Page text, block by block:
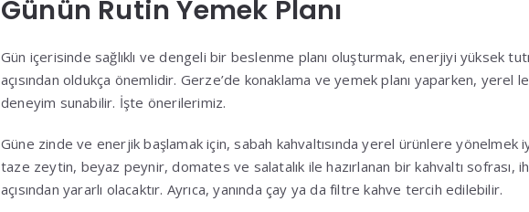
Günün Rutin Yemek Planı
Gün içerisinde sağlıklı ve dengeli bir beslenme planı oluşturmak, enerjiyi yüksek
açısından oldukça önemlidir. Gerze’de konaklama ve yemek planı yaparken,
deneyim sunabilir. İşte önerilerimiz.
Güne zinde ve enerjik başlamak için, sabah kahvaltısında yerel ürünlere yönelmek
taze zeytin, beyaz peynir, domates ve salatalık ile hazırlanan bir kahvaltı sofrası,
açısından yararlı olacaktır. Ayrıca, yanında çay ya da filtre kahve tercih edilebilir.